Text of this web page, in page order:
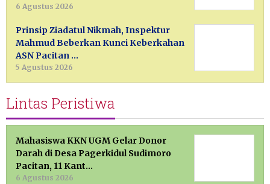
6 Agustus 2026
Prinsip Ziadatul Nikmah, Inspektur
Mahmud Beberkan Kunci Keberkahan
ASN Pacitan …
5 Agustus 2026
Lintas Peristiwa
Mahasiswa KKN UGM Gelar Donor
Darah di Desa Pagerkidul Sudimoro
Pacitan, 11 Kant…
6 Agustus 2026